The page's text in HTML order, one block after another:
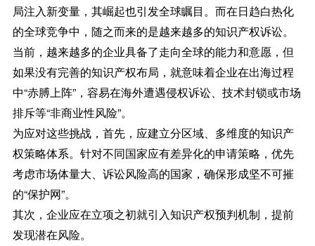
局注入新变量，其崛起也引发全球瞩目。而在日趋白热化
的全球竞争中，随之而来的是越来越多的知识产权诉讼。
当前，越来越多的企业具备了走向全球的能力和意愿，但
如果没有完善的知识产权布局，就意味着企业在出海过程
中“赤膊上阵”，容易在海外遭遇侵权诉讼、技术封锁或市场
排斥等“非商业性风险”。
为应对这些挑战，首先，应建立分区域、多维度的知识产
权策略体系。针对不同国家应有差异化的申请策略，优先
考虑市场体量大、诉讼风险高的国家，确保形成坚不可摧
的“保护网”。
其次，企业应在立项之初就引入知识产权预判机制，提前
发现潜在风险。